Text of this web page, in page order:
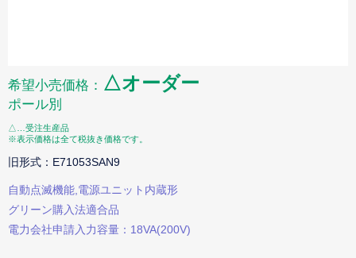
希望小売価格： △オーダー
ポール別
△…受注生産品
※表示価格は全て税抜き価格です。
旧形式：E71053SAN9
自動点滅機能,電源ユニット内蔵形
グリーン購入法適合品
電力会社申請入力容量：18VA(200V)